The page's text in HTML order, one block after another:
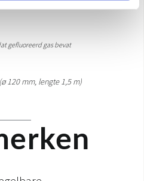
gefluoreerd gas bevat
120 mm, lengte 1,5 m)